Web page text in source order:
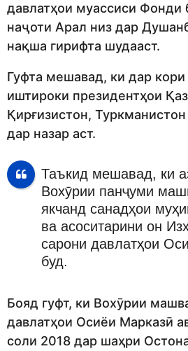
давлатҳои муассиси Фонди
наҷоти Арал низ дар
нақша гирифта шудааст.
Гуфта мешавад, ки дар
иштироки президентҳои
Қирғизистон,
дар назар аст.
Таъкид мешавад, ки
Вохӯрии панҷуми
якчанд санадҳои
ва асоситарини он
сарони давлатҳои
буд.
Бояд гуфт, ки Вохӯрии
давлатҳои Осиёи Марказӣ
соли 2018 дар шаҳри